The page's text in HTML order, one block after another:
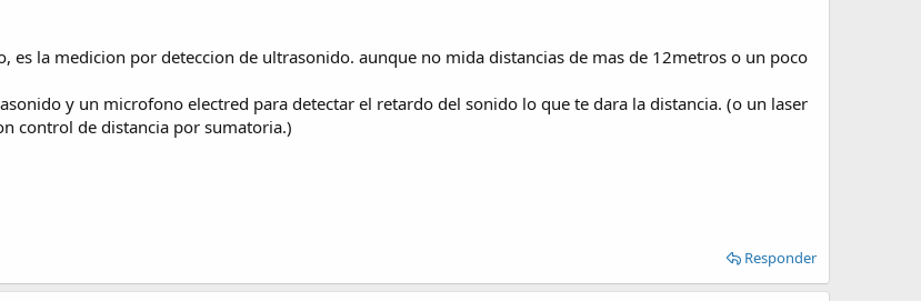
es la medicion por deteccion de ultrasonido. aunque no mida distancias de mas de 12metros o un poco
y un microfono electred para detectar el retardo del sonido lo que te dara la distancia. (o un laser
control de distancia por sumatoria.)
Responder